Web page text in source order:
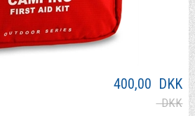
400,00 DKK
DKK